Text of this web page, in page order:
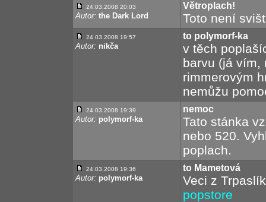
24.03.2008 20:03
Autor: the Dark Lord
Větroplach!
Toto není
24.03.2008 19:57
Autor: nikča
to polymorf-ka
v těch
barvu (já vím,
rimmerovým
nemůžu
24.03.2008 19:39
Autor: polymorf-ka
nemoc
Tato stánka
nebo 520.
poplach.
24.03.2008 19:36
Autor: polymorf-ka
to Mametová
Veci z
popstore